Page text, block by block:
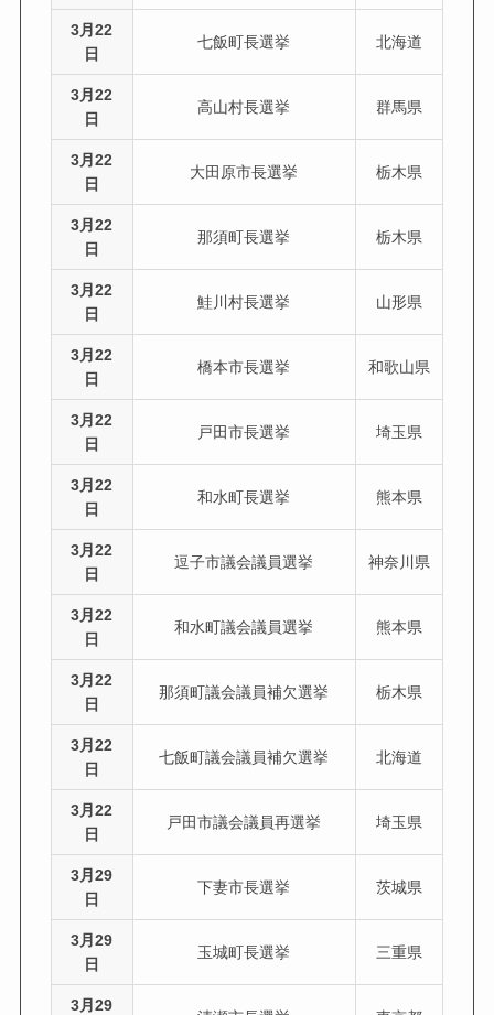
3月22
日
七飯町長選挙 北海道
3月22
日
高山村長選挙 群馬県
3月22
日
大田原市長選挙 栃木県
3月22
日
那須町長選挙 栃木県
3月22
日
鮭川村長選挙 山形県
3月22
日
橋本市長選挙 和歌山県
3月22
日
戸田市長選挙 埼玉県
3月22
日
和水町長選挙 熊本県
3月22
日
逗子市議会議員選挙 神奈川県
3月22
日
和水町議会議員選挙 熊本県
3月22
日
那須町議会議員補欠選挙 栃木県
3月22
日
七飯町議会議員補欠選挙 北海道
3月22
日
戸田市議会議員再選挙 埼玉県
3月29
日
下妻市長選挙 茨城県
3月29
日
玉城町長選挙 三重県
3月29